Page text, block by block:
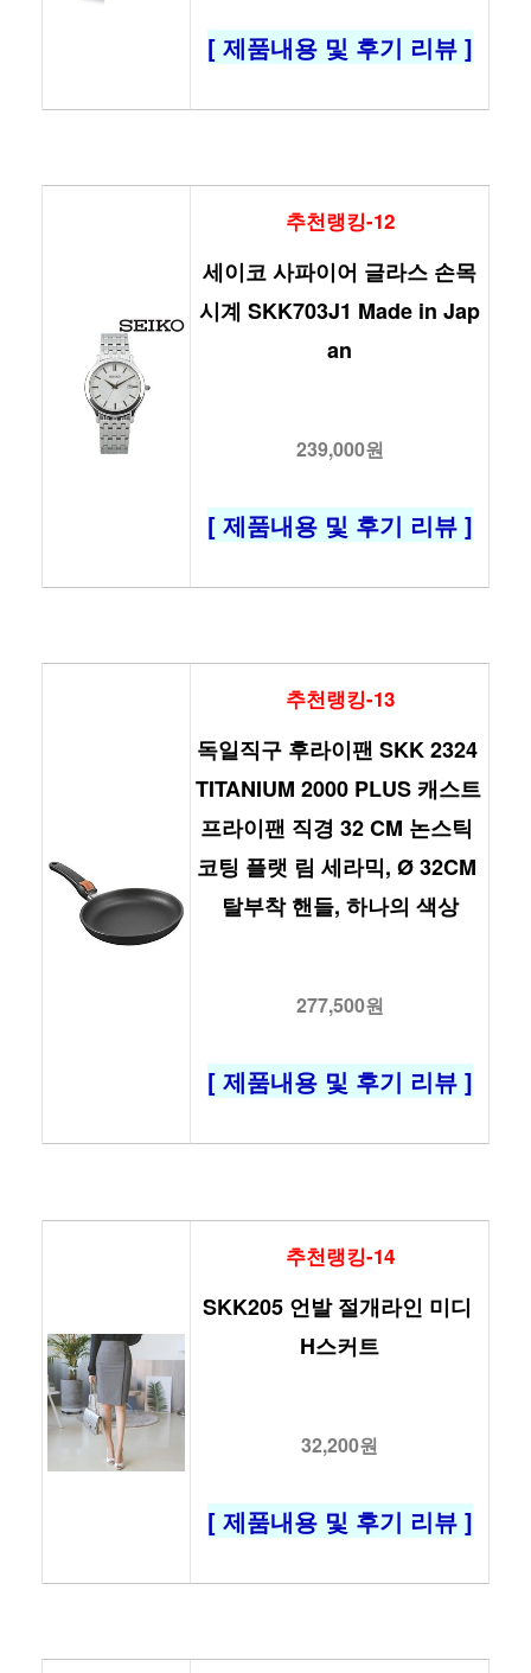
[ 제품내용 및 후기 리뷰 ]
추천랭킹-12
세이코 사파이어 글라스 손목
시계 SKK703J1 Made in Jap
an
239,000원
[ 제품내용 및 후기 리뷰 ]
추천랭킹-13
독일직구 후라이팬 SKK 2324
TITANIUM 2000 PLUS 캐스트
프라이팬 직경 32 CM 논스틱
코팅 플랫 림 세라믹, Ø 32CM
탈부착 핸들, 하나의 색상
277,500원
[ 제품내용 및 후기 리뷰 ]
추천랭킹-14
SKK205 언발 절개라인 미디
H스커트
32,200원
[ 제품내용 및 후기 리뷰 ]